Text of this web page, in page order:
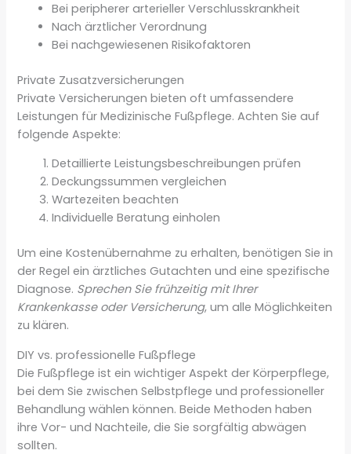
Bei peripherer arterieller Verschlusskrankheit
Nach ärztlicher Verordnung
Bei nachgewiesenen Risikofaktoren
Private Zusatzversicherungen
Private Versicherungen bieten oft umfassendere
Leistungen für Medizinische Fußpflege. Achten Sie auf
folgende Aspekte:
Detaillierte Leistungsbeschreibungen prüfen
Deckungssummen vergleichen
Wartezeiten beachten
Individuelle Beratung einholen
Um eine Kostenübernahme zu erhalten, benötigen Sie in
der Regel ein ärztliches Gutachten und eine spezifische
Diagnose. Sprechen Sie frühzeitig mit Ihrer
Krankenkasse oder Versicherung, um alle Möglichkeiten
zu klären.
DIY vs. professionelle Fußpflege
Die Fußpflege ist ein wichtiger Aspekt der Körperpflege,
bei dem Sie zwischen Selbstpflege und professioneller
Behandlung wählen können. Beide Methoden haben
ihre Vor- und Nachteile, die Sie sorgfältig abwägen
sollten.